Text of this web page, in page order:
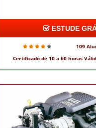
ESTUDE
109
Certificado de 10 a 60 horas